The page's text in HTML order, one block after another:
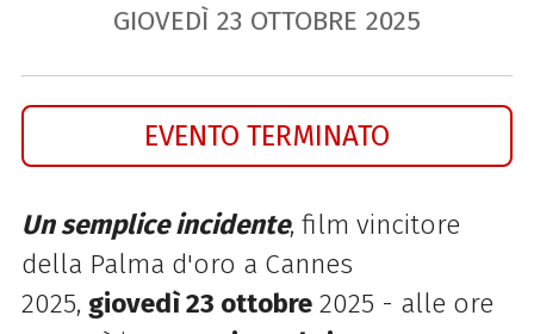
GIOVEDÌ 23 OTTOBRE 2025
EVENTO TERMINATO
Un semplice incidente, film vincitore
della Palma d'oro a Cannes
2025, giovedì 23 ottobre2025 - alle ore